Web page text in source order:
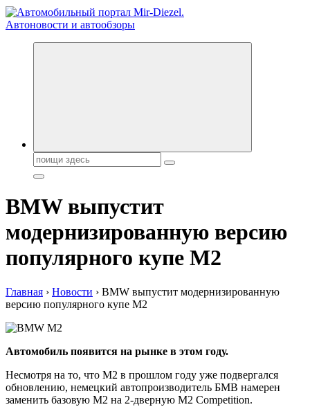
Справочник автомобилиста. Обзор новинок популярных
Поиск:
BMW выпустит
модернизированную версию
популярного купе M2
Главная › Новости › BMW выпустит модернизированную
версию популярного купе M2
Автомобиль появится на рынке в этом году.
Несмотря на то, что M2 в прошлом году уже подвергался
обновлению, немецкий автопроизводитель БМВ намерен
заменить базовую M2 на 2-дверную M2 Competition.